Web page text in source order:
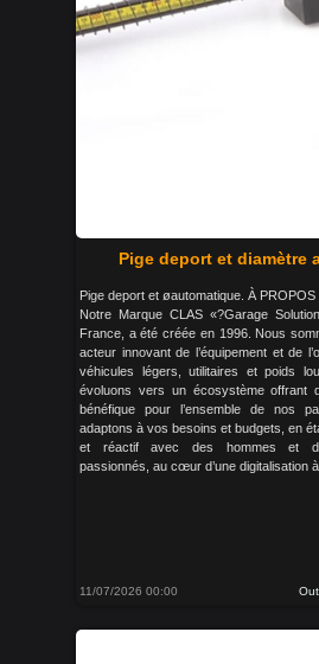
Pige deport et diamètre
Pige deport et øautomatique. À
Notre Marque CLAS «?Garage
France, a été créée en 1996. Nous
acteur innovant de l’équipement et de
véhicules légers, utilitaires et poids
évoluons vers un écosystème offrant
bénéfique pour l’ensemble de nos
adaptons à vos besoins et budgets, en
et réactif avec des hommes et
passionnés, au cœur d’une digitalisation
11/07/2026 00:00